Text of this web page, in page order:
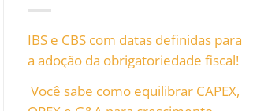
IBS e CBS com datas definidas para
a adoção da obrigatoriedade fiscal!
Você sabe como equilibrar CAPEX,